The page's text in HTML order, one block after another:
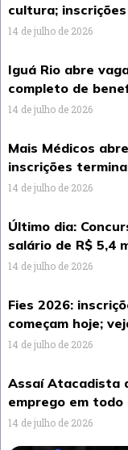
cultura;
14 de julho de 2026
Iguá Rio abre
completo de
14 de julho de 2026
Mais Médicos
inscrições
14 de julho de 2026
Último dia:
salário de R$ 5,4
14 de julho de 2026
Fies 2026:
começam hoje;
14 de julho de 2026
Assaí Atacadista
emprego em
14 de julho de 2026